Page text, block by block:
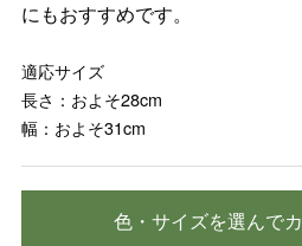
にもおすすめです。
適応サイズ
長さ：およそ28cm
幅：およそ31cm
色・サイズを選んで